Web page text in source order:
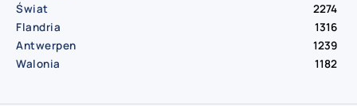
Świat
2274
Flandria
1316
Antwerpen
1239
Walonia
1182